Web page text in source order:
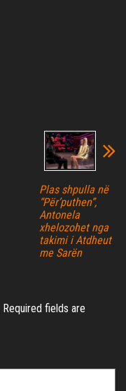
Plas shpulla në
“Për’puthen”,
Antonela
xhelozohet nga
takimi i Atdheut
me Sarën
Required fields are